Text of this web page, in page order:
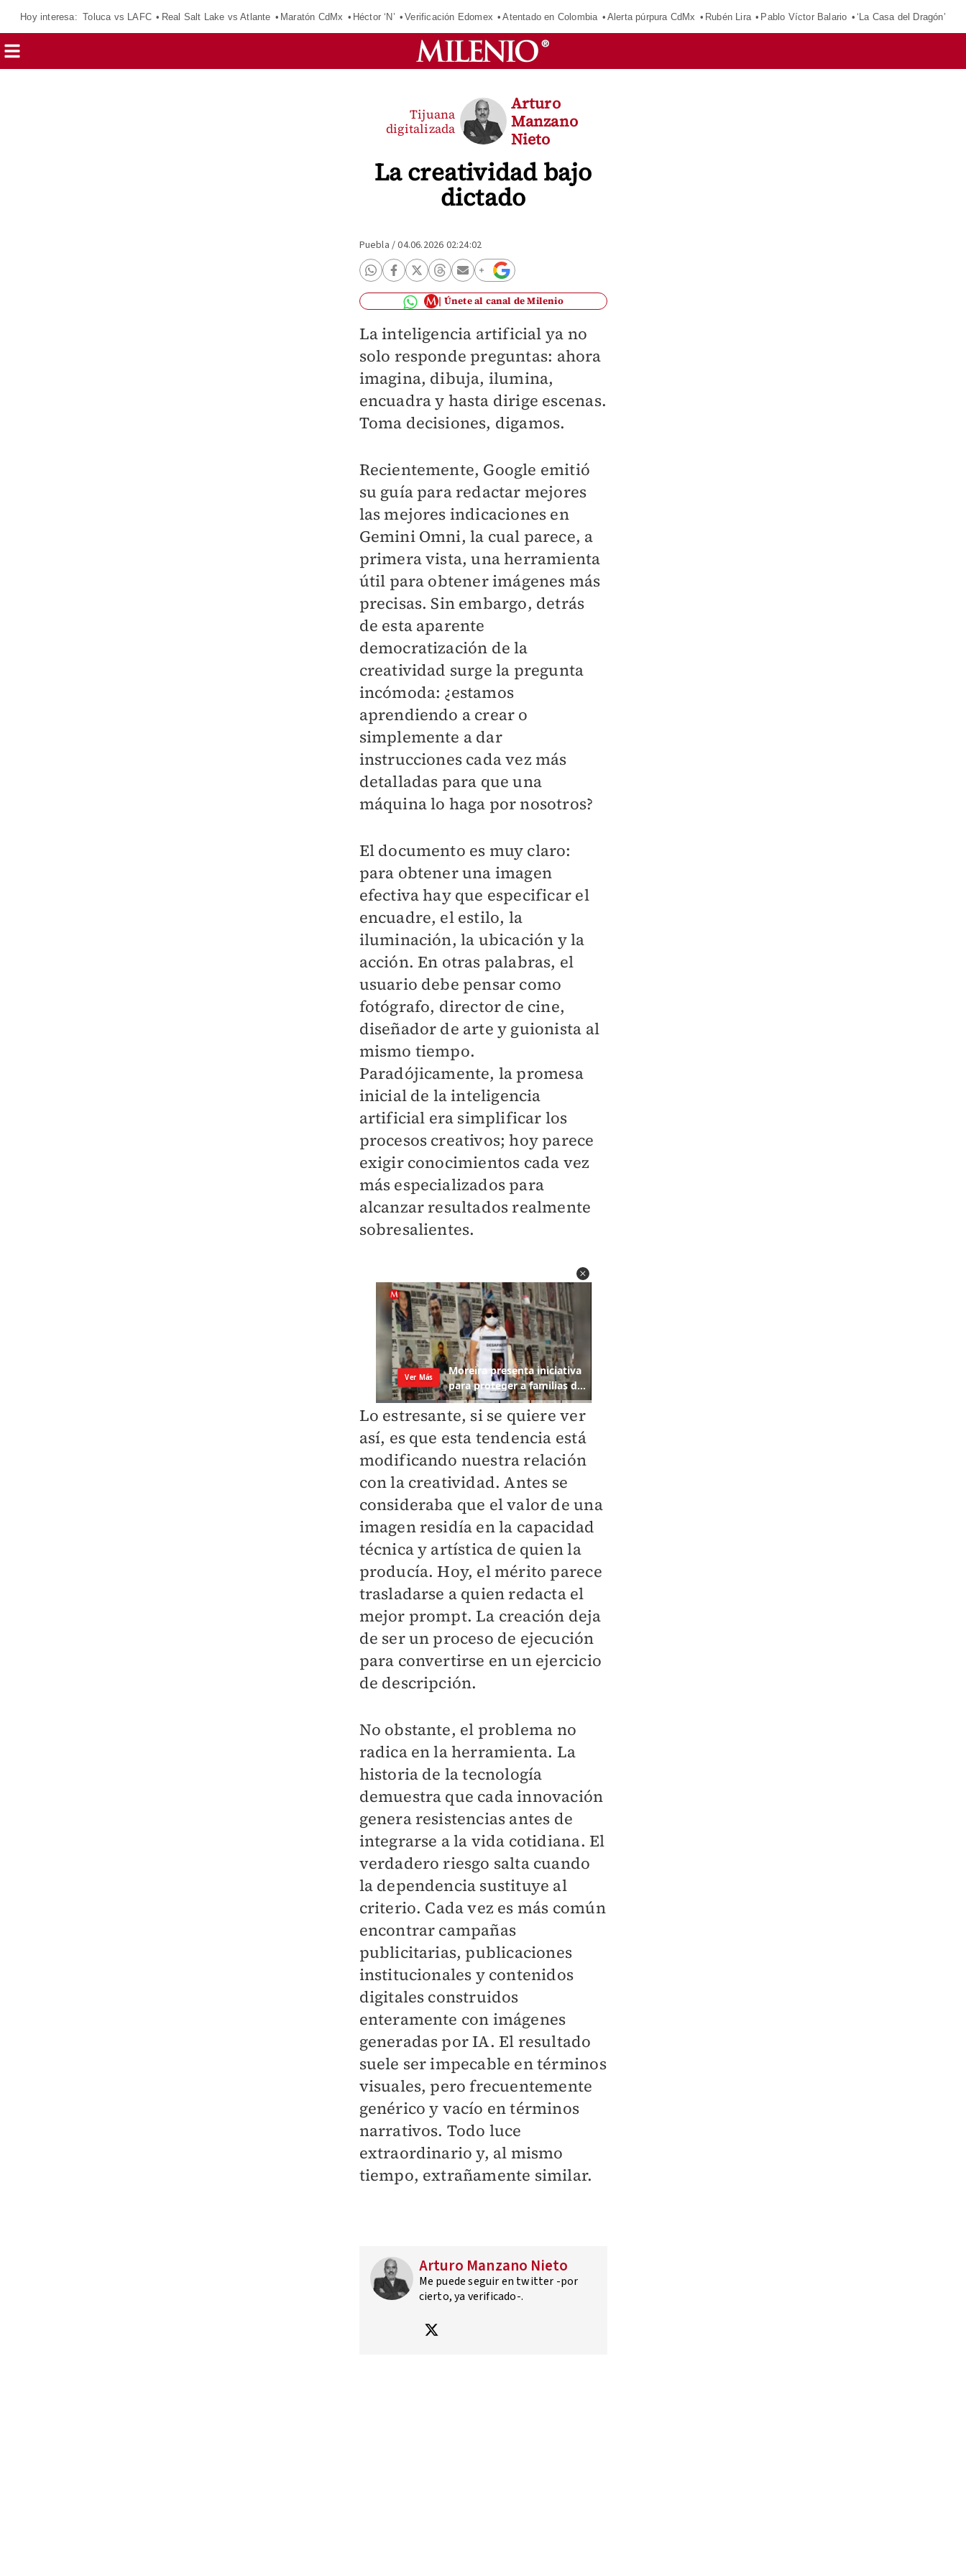
Hoy interesa: Toluca vs LAFC Real Salt Lake vs Atlante Maratón CdMx Héctor ‘N’ Verificación Edomex Atentado en Colombia Alerta púrpura CdMx Rubén Lira Pablo Víctor Balario ‘La Casa del Dragón’
La creatividad bajo
dictado
Tijuana
digitalizada
Arturo
Manzano
Nieto
Puebla /04.06.2026 02:24:02
Únete al canal de Milenio
La inteligencia artificial ya no
solo responde preguntas: ahora
imagina, dibuja, ilumina,
encuadra y hasta dirige escenas.
Toma decisiones, digamos.
Recientemente, Google emitió
su guía para redactar mejores
las mejores indicaciones en
Gemini Omni, la cual parece, a
primera vista, una herramienta
útil para obtener imágenes más
precisas. Sin embargo, detrás
de esta aparente
democratización de la
creatividad surge la pregunta
incómoda: ¿estamos
aprendiendo a crear o
simplemente a dar
instrucciones cada vez más
detalladas para que una
máquina lo haga por nosotros?
El documento es muy claro:
para obtener una imagen
efectiva hay que especificar el
encuadre, el estilo, la
iluminación, la ubicación y la
acción. En otras palabras, el
usuario debe pensar como
fotógrafo, director de cine,
diseñador de arte y guionista al
mismo tiempo.
Paradójicamente, la promesa
inicial de la inteligencia
artificial era simplificar los
procesos creativos; hoy parece
exigir conocimientos cada vez
más especializados para
alcanzar resultados realmente
sobresalientes.
Lo estresante, si se quiere ver
así, es que esta tendencia está
modificando nuestra relación
con la creatividad. Antes se
consideraba que el valor de una
imagen residía en la capacidad
técnica y artística de quien la
producía. Hoy, el mérito parece
trasladarse a quien redacta el
mejor prompt. La creación deja
de ser un proceso de ejecución
para convertirse en un ejercicio
de descripción.
No obstante, el problema no
radica en la herramienta. La
historia de la tecnología
demuestra que cada innovación
genera resistencias antes de
integrarse a la vida cotidiana. El
verdadero riesgo salta cuando
la dependencia sustituye al
criterio. Cada vez es más común
encontrar campañas
publicitarias, publicaciones
institucionales y contenidos
digitales construidos
enteramente con imágenes
generadas por IA. El resultado
suele ser impecable en términos
visuales, pero frecuentemente
genérico y vacío en términos
narrativos. Todo luce
extraordinario y, al mismo
tiempo, extrañamente similar.
Arturo Manzano Nieto
Me puede seguir en twitter -por
cierto, ya verificado-.